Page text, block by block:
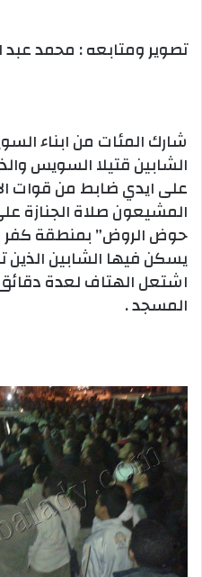
تصوير ومتابعه : محمد عبد
شارك المئات من ابناء
الشابين قتيلا السويس
على ايدي ضابط من قوات
المشيعون صلاة الجنازة
حوض الروض” بمنطقة كفر
يسكن فيها الشابين
اشتعل الهتاف لعدة دقائق
المسجد .